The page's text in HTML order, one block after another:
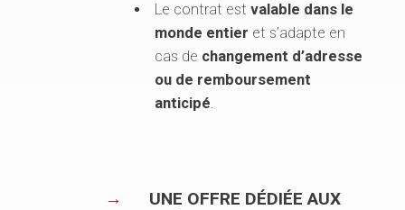
Le contrat estvalable dans le
monde entier et s’adapte en
cas de changement d’adresse
ou de remboursement
anticipé.
UNE OFFRE DÉDIÉE AUX